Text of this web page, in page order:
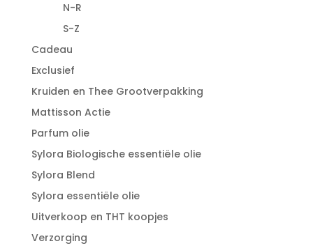
N-R
S-Z
Cadeau
Exclusief
Kruiden en Thee Grootverpakking
Mattisson Actie
Parfum olie
Sylora Biologische essentiële olie
Sylora Blend
Sylora essentiële olie
Uitverkoop en THT koopjes
Verzorging